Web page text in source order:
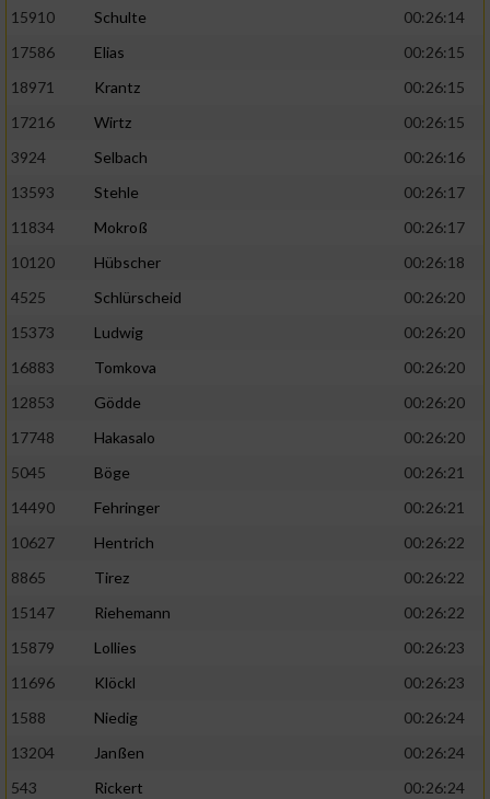
15910
Schulte
00:26:14
17586
Elias
00:26:15
18971
Krantz
00:26:15
17216
Wirtz
00:26:15
3924
Selbach
00:26:16
13593
Stehle
00:26:17
11834
Mokroß
00:26:17
10120
Hübscher
00:26:18
4525
Schlürscheid
00:26:20
15373
Ludwig
00:26:20
16883
Tomkova
00:26:20
12853
Gödde
00:26:20
17748
Hakasalo
00:26:20
5045
Böge
00:26:21
14490
Fehringer
00:26:21
10627
Hentrich
00:26:22
8865
Tirez
00:26:22
15147
Riehemann
00:26:22
15879
Lollies
00:26:23
11696
Klöckl
00:26:23
1588
Niedig
00:26:24
13204
Janßen
00:26:24
543
Rickert
00:26:24